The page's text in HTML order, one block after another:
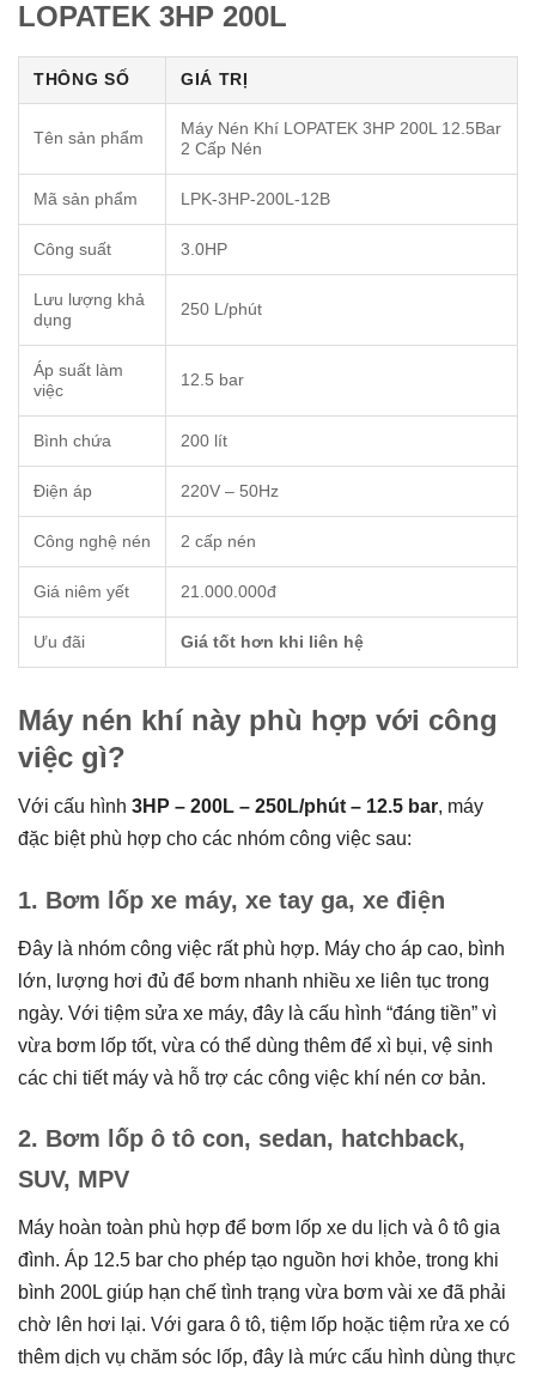
LOPATEK 3HP 200L
THÔNG SỐ GIÁ TRỊ
Tên sản phẩm
Máy Nén Khí LOPATEK 3HP 200L 12.5Bar
2 Cấp Nén
Mã sản phẩm LPK-3HP-200L-12B
Công suất 3.0HP
Lưu lượng khả
dụng
250 L/phút
Áp suất làm
việc
12.5 bar
Bình chứa 200 lít
Điện áp 220V – 50Hz
Công nghệ nén 2 cấp nén
Giá niêm yết 21.000.000đ
Ưu đãi Giá tốt hơn khi liên hệ
Máy nén khí này phù hợp với công
việc gì?
Với cấu hình 3HP – 200L – 250L/phút – 12.5 bar, máy
đặc biệt phù hợp cho các nhóm công việc sau:
1. Bơm lốp xe máy, xe tay ga, xe điện
Đây là nhóm công việc rất phù hợp. Máy cho áp cao, bình
lớn, lượng hơi đủ để bơm nhanh nhiều xe liên tục trong
ngày. Với tiệm sửa xe máy, đây là cấu hình “đáng tiền” vì
vừa bơm lốp tốt, vừa có thể dùng thêm để xì bụi, vệ sinh
các chi tiết máy và hỗ trợ các công việc khí nén cơ bản.
2. Bơm lốp ô tô con, sedan, hatchback,
SUV, MPV
Máy hoàn toàn phù hợp để bơm lốp xe du lịch và ô tô gia
đình. Áp 12.5 bar cho phép tạo nguồn hơi khỏe, trong khi
bình 200L giúp hạn chế tình trạng vừa bơm vài xe đã phải
chờ lên hơi lại. Với gara ô tô, tiệm lốp hoặc tiệm rửa xe có
thêm dịch vụ chăm sóc lốp, đây là mức cấu hình dùng thực